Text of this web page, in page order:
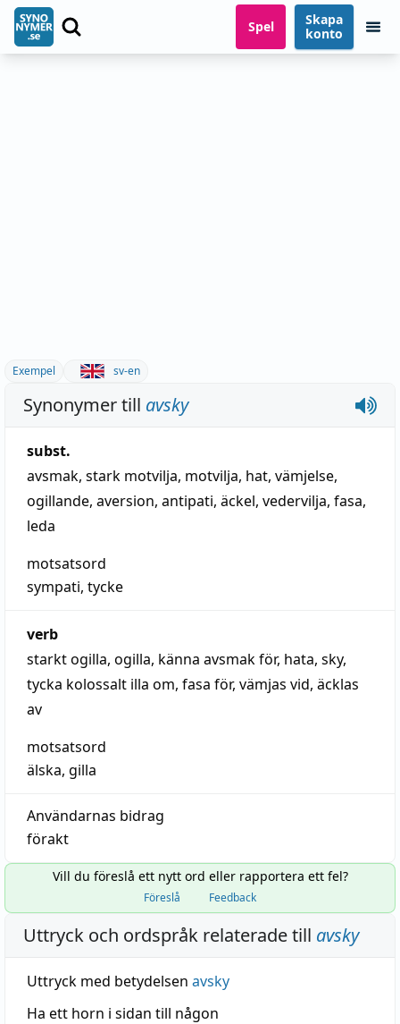
Spel
Skapa
konto
Exempel sv-en
Synonymer till avsky
subst.
avsmak, stark motvilja, motvilja, hat, vämjelse,
ogillande, aversion, antipati, äckel, vedervilja, fasa,
leda
motsatsord
sympati, tycke
verb
starkt ogilla, ogilla, känna avsmak för, hata, sky,
tycka kolossalt illa om, fasa för, vämjas vid, äcklas
av
motsatsord
älska, gilla
Användarnas bidrag
förakt
Vill du föreslå ett nytt ord eller rapportera ett fel?
Föreslå Feedback
Uttryck och ordspråk relaterade till avsky
Uttryck med betydelsen avsky
Ha ett horn i sidan till någon